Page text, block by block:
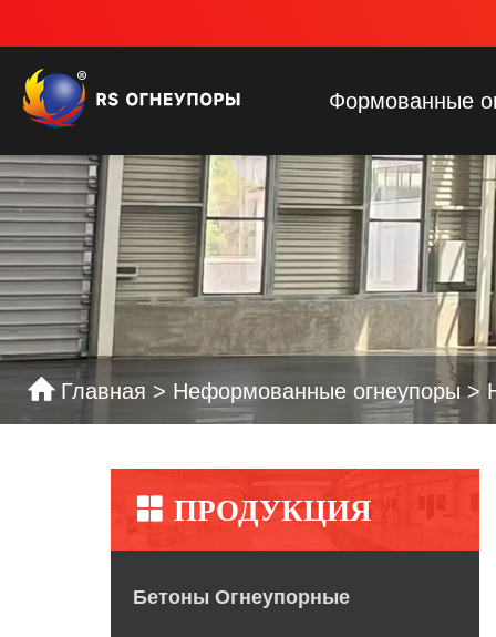
Формованные
Главная > Неформованные огнеупоры>
ПРОДУКЦИЯ
Бетоны Огнеупорные